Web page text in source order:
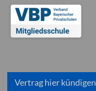
Vertrag hier kündigen